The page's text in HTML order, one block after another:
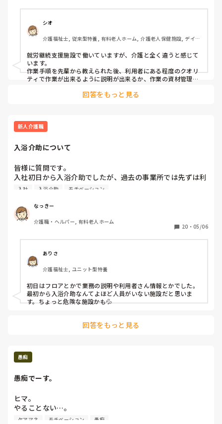
シオ
介護福祉士, 従来型特養, 有料老人ホーム, 介護老人保健施設, デイケ
機能型居宅介護
就労継続支援施設で働いていますが、介護と全く違うと感じて
います。
作業手順を先輩から教えられた後、利用者にある程度のクオリ
ティで作業が出来るように説明が出来るか、作業の資材管理や
先回りすれば業務に余裕を持てるという訳ではないので、介護
回答をもっと見る
新人介護職
入浴介助について
皆様に質問です。
入社初日から入浴介助でしたが、過去の事業所では先ずは利
用者さんとのコミュニケーションからでしたが、いきなり入
しかも6時間前後。
皆様の意見をお聞かせくださいませ。
入社 入浴介助 モチベーション
なっきー
介護職・ヘルパー, 有料老人ホーム
20 ・ 05/06
ありさ
介護福祉士, ユニット型特養
初日はフロアとかで業務の説明や利用者さん情報とかでした。
最初から入浴介助なんてよほど人員がいない施設だと思いま
す。ちょっと危険な施設かも💦
回答をもっと見る
愚痴
愚痴でーす。
ヒマ。
やることない…。
仕事はあるんだけど、保険者から負割が発送されなきゃモニ
ケアマネ モチベーション 愚痴